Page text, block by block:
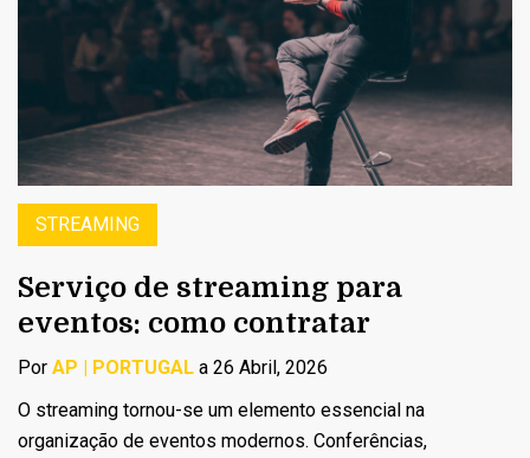
STREAMING
Serviço de streaming para
eventos: como contratar
Por AP | PORTUGAL a 26 Abril, 2026
O streaming tornou-se um elemento essencial na
organização de eventos modernos. Conferências,